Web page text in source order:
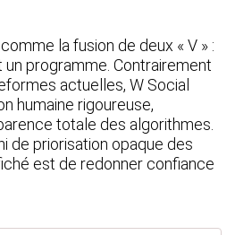
la fusion de deux « V » :
un programme. Contrairement
actuelles, W Social
humaine rigoureuse,
totale des algorithmes.
de priorisation opaque des
est de redonner confiance